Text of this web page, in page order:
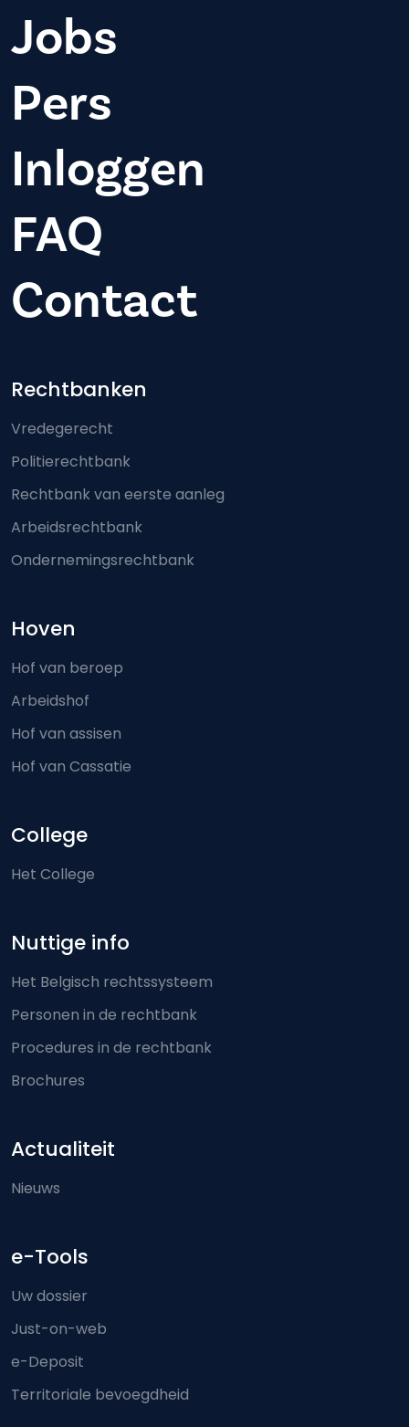
Jobs
Pers
Inloggen
FAQ
Contact
Footer-menu
Rechtbanken
Vredegerecht
Politierechtbank
Rechtbank van eerste aanleg
Arbeidsrechtbank
Ondernemingsrechtbank
Hoven
Hof van beroep
Arbeidshof
Hof van assisen
Hof van Cassatie
College
Het College
Nuttige info
Het Belgisch rechtssysteem
Personen in de rechtbank
Procedures in de rechtbank
Brochures
Actualiteit
Nieuws
e-Tools
Uw dossier
Just-on-web
e-Deposit
Territoriale bevoegdheid